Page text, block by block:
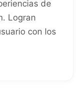
de
Logran
con los